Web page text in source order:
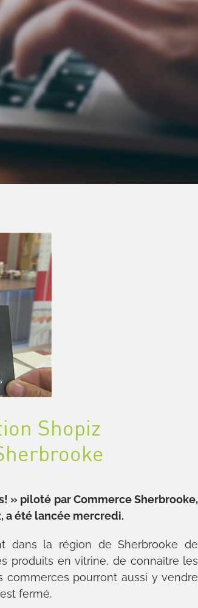
Shopiz
» piloté par Commerce Sherbrooke,
a été lancée mercredi.
dans la région de Sherbrooke de
produits en vitrine, de connaître les
commerces pourront aussi y vendre
fermé.